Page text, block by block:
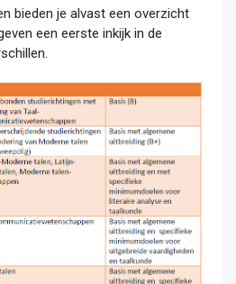
bieden je alvast een overzicht
een eerste inkijk in de